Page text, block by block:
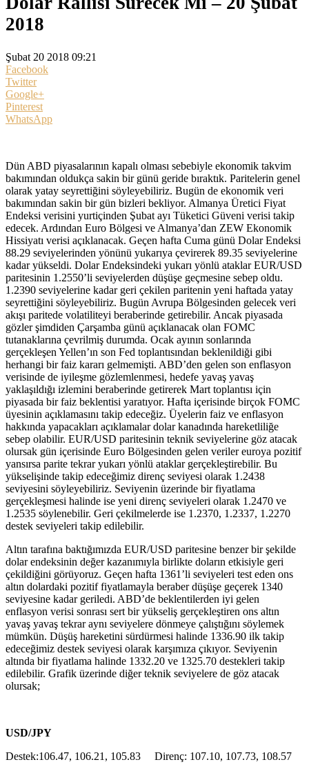
2018
Şubat 20 2018 09:21
Facebook
Twitter
Google+
Pinterest
WhatsApp
Dün ABD piyasalarının kapalı olması sebebiyle ekonomik takvim
bakımından oldukça sakin bir günü geride bıraktık. Paritelerin genel
olarak yatay seyrettiğini söyleyebiliriz. Bugün de ekonomik veri
bakımından sakin bir gün bizleri bekliyor. Almanya Üretici Fiyat
Endeksi verisini yurtiçinden Şubat ayı Tüketici Güveni verisi takip
edecek. Ardından Euro Bölgesi ve Almanya’dan ZEW Ekonomik
Hissiyatı verisi açıklanacak. Geçen hafta Cuma günü Dolar Endeksi
88.29 seviyelerinden yönünü yukarıya çevirerek 89.35 seviyelerine
kadar yükseldi. Dolar Endeksindeki yukarı yönlü ataklar EUR/USD
paritesinin 1.2550’li seviyelerden düşüşe geçmesine sebep oldu.
1.2390 seviyelerine kadar geri çekilen paritenin yeni haftada yatay
seyrettiğini söyleyebiliriz. Bugün Avrupa Bölgesinden gelecek veri
akışı paritede volatiliteyi beraberinde getirebilir. Ancak piyasada
gözler şimdiden Çarşamba günü açıklanacak olan FOMC
tutanaklarına çevrilmiş durumda. Ocak ayının sonlarında
gerçekleşen Yellen’ın son Fed toplantısından beklenildiği gibi
herhangi bir faiz kararı gelmemişti. ABD’den gelen son enflasyon
verisinde de iyileşme gözlemlenmesi, hedefe yavaş yavaş
yaklaşıldığı izlemini beraberinde getirerek Mart toplantısı için
piyasada bir faiz beklentisi yaratıyor. Hafta içerisinde birçok FOMC
üyesinin açıklamasını takip edeceğiz. Üyelerin faiz ve enflasyon
hakkında yapacakları açıklamalar dolar kanadında hareketliliğe
sebep olabilir. EUR/USD paritesinin teknik seviyelerine göz atacak
olursak gün içerisinde Euro Bölgesinden gelen veriler euroya pozitif
yansırsa parite tekrar yukarı yönlü ataklar gerçekleştirebilir. Bu
yükselişinde takip edeceğimiz direnç seviyesi olarak 1.2438
seviyesini söyleyebiliriz. Seviyenin üzerinde bir fiyatlama
gerçekleşmesi halinde ise yeni direnç seviyeleri olarak 1.2470 ve
1.2535 söylenebilir. Geri çekilmelerde ise 1.2370, 1.2337, 1.2270
destek seviyeleri takip edilebilir.
Altın tarafına baktığımızda EUR/USD paritesine benzer bir şekilde
dolar endeksinin değer kazanımıyla birlikte doların etkisiyle geri
çekildiğini görüyoruz. Geçen hafta 1361’li seviyeleri test eden ons
altın dolardaki pozitif fiyatlamayla beraber düşüşe geçerek 1340
seviyesine kadar geriledi. ABD’de beklentilerden iyi gelen
enflasyon verisi sonrası sert bir yükseliş gerçekleştiren ons altın
yavaş yavaş tekrar aynı seviyelere dönmeye çalıştığını söylemek
mümkün. Düşüş hareketini sürdürmesi halinde 1336.90 ilk takip
edeceğimiz destek seviyesi olarak karşımıza çıkıyor. Seviyenin
altında bir fiyatlama halinde 1332.20 ve 1325.70 destekleri takip
edilebilir. Grafik üzerinde diğer teknik seviyelere de göz atacak
olursak;
USD/JPY
Destek:106.47, 106.21, 105.83 Direnç: 107.10, 107.73, 108.57